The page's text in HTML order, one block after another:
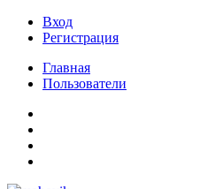
Вход
Регистрация
Главная
Пользователи